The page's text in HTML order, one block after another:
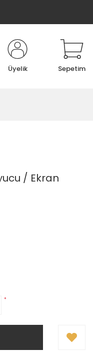
Üyelik Sepetim
/ Ekran
*